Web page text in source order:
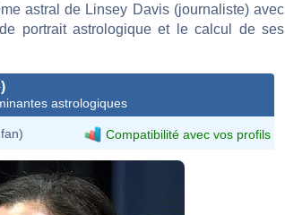
astral de Linsey Davis (journaliste) avec
portrait astrologique et le calcul de ses
astrologiques
Compatibilité avec vos profils